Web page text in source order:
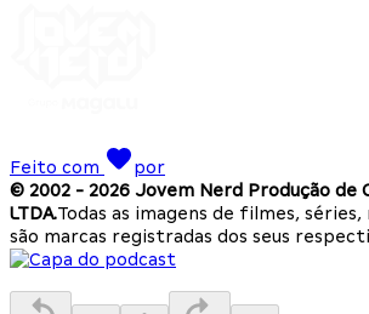
Feito com
por
© 2002 - 2026 Jovem Nerd Produção de
LTDA.Todas as imagens de filmes,
são marcas registradas dos seus